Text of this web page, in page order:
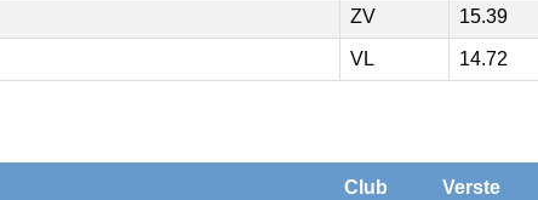
ZV 15.39
VL 14.72
Club Verste